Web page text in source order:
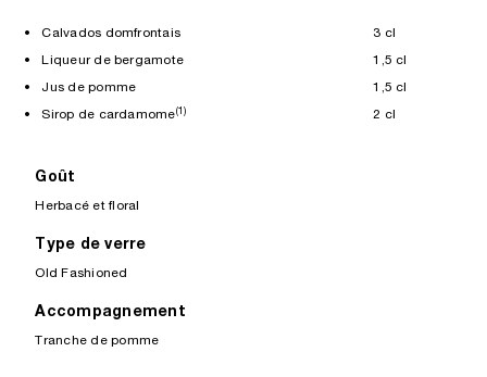
• Calvados domfrontais
• Liqueur de bergamote
• Jus de pomme
• Sirop de cardamome(1)
3 cl
1,5 cl
1,5 cl
2 cl
Goût
Herbacé et floral
Type de verre
Old Fashioned
Accompagnement
Tranche de pomme